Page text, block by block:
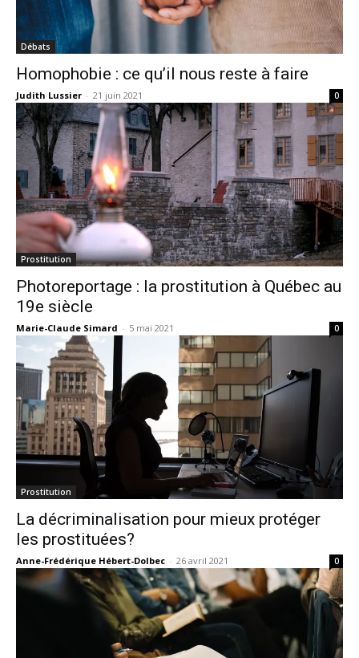
Débats
Homophobie : ce qu’il nous reste à faire
Judith Lussier - 21 juin 2021 0
Prostitution
Photoreportage : la prostitution à Québec au
19e siècle
Marie-Claude Simard - 5 mai 2021 0
Prostitution
La décriminalisation pour mieux protéger
les prostituées?
Anne-Frédérique Hébert-Dolbec - 26 avril 2021 0